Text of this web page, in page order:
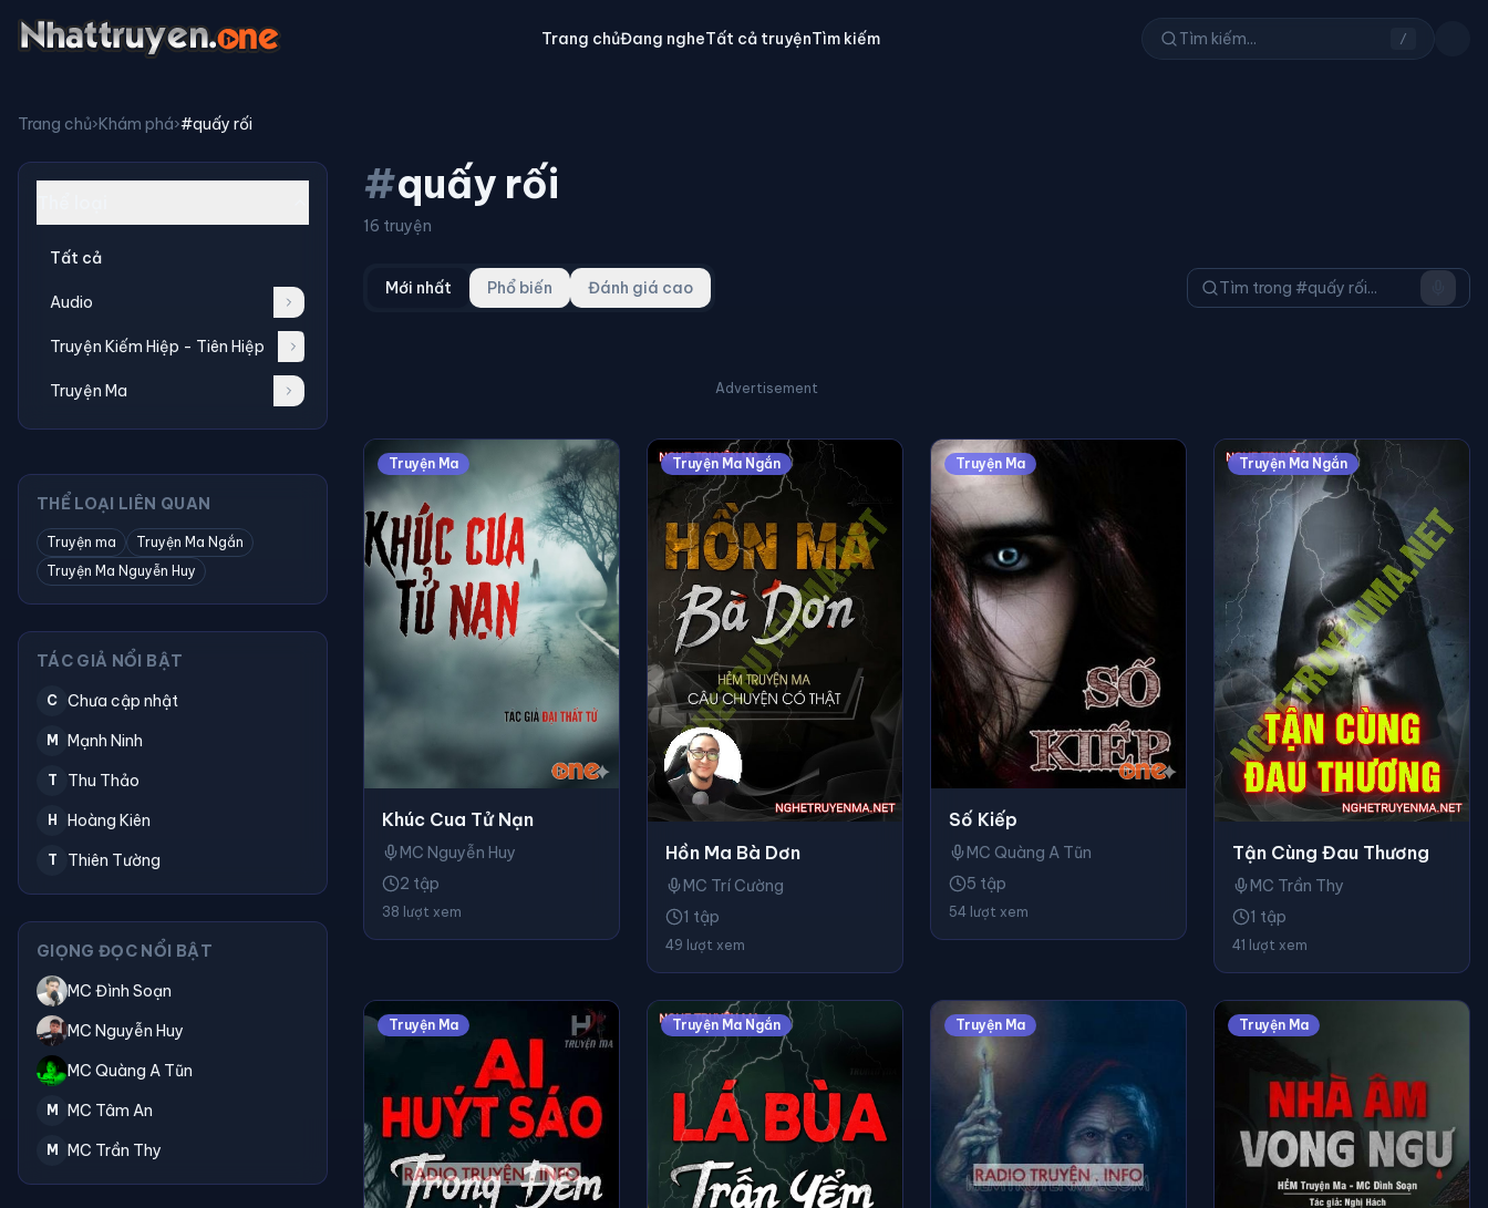
Trang chủĐang ngheTất cả truyệnTìm kiếm /
Trang chủ›Khám phá›#quấy rối
Tất cả
Audio
Truyện Kiếm Hiệp - Tiên Hiệp
Truyện Ma
THỂ LOẠI LIÊN QUAN
Truyện ma
Truyện Ma Ngắn
Truyện Ma Nguyễn Huy
TÁC GIẢ NỔI BẬT
C Chưa cập nhật
M Mạnh Ninh
T Thu Thảo
H Hoàng Kiên
T Thiên Tường
GIỌNG ĐỌC NỔI BẬT
MC Đình Soạn
MC Nguyễn Huy
MC Quàng A Tũn
M MC Tâm An
M MC Trần Thy
#quấy rối
16 truyện
Mới nhất Phổ biến Đánh giá cao
Advertisement
Truyện Ma
Khúc Cua Tử Nạn
MC Nguyễn Huy
2 tập
38 lượt xem
Truyện Ma Ngắn
Hồn Ma Bà Dơn
MC Trí Cường
1 tập
49 lượt xem
Truyện Ma
Số Kiếp
MC Quàng A Tũn
5 tập
54 lượt xem
Truyện Ma Ngắn
Tận Cùng Đau Thương
MC Trần Thy
1 tập
41 lượt xem
Truyện Ma Truyện Ma Ngắn Truyện Ma Truyện Ma